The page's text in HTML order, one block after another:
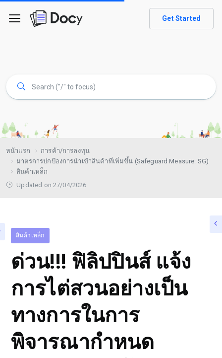
Get Started
หน้าแรก
การค้า/การลงทุน
มาตรการปกป้องการนำเข้าสินค้าที่เพิ่มขึ้น (Safeguard Measure: SG)
สินค้าเหล็ก
Updated on 27/04/2026
สินค้าเหล็ก
ด่วน!!! ฟิลิปปินส์ แจ้ง
การไต่สวนอย่างเป็น
ทางการในการ
พิจารณากำหนด